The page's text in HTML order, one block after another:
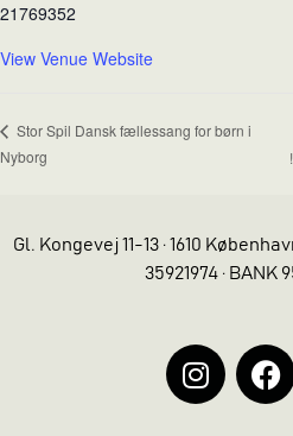
21769352
View Venue Website
Stor Spil Dansk fællessang for børn i
Nyborg
!
Gl. Kongevej 11-13 · 1610
35921974 · BANK